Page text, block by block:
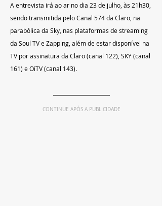
A entrevista irá ao ar no dia 23 de julho, às 21h30,
sendo transmitida pelo Canal 574 da Claro, na
parabólica da Sky, nas plataformas de streaming
da Soul TV e Zapping, além de estar disponível na
TV por assinatura da Claro (canal 122), SKY (canal
161) e OiTV (canal 143).
CONTINUE APÓS A PUBLICIDADE